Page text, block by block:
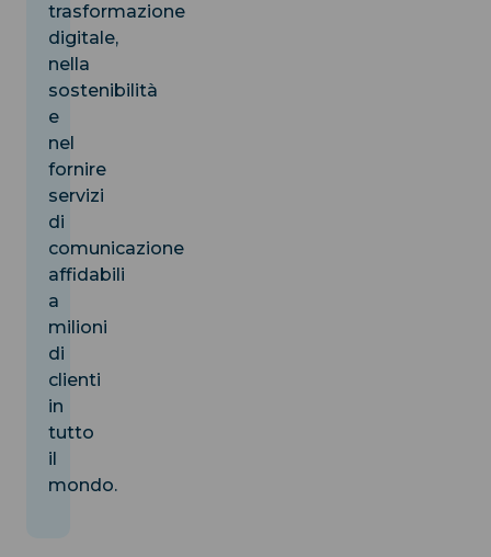
trasformazione
digitale,
nella
sostenibilità
e
nel
fornire
servizi
di
comunicazione
affidabili
a
milioni
di
clienti
in
tutto
il
mondo.